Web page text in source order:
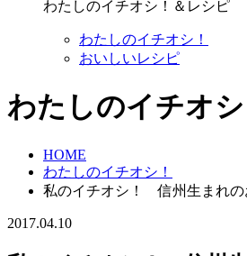
わたしのイチオシ！＆レシピ
わたしのイチオシ！
おいしいレシピ
わたしのイチオシ
HOME
わたしのイチオシ！
私のイチオシ！ 信州生まれ
2017.04.10